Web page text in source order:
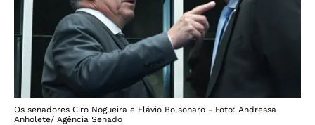
Os senadores Ciro Nogueira e Flávio Bolsonaro - Foto: Andressa
Anholete/ Agência Senado